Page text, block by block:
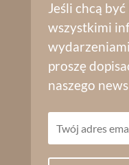
Jeśli chcą
wszystkimi
proszę
naszego